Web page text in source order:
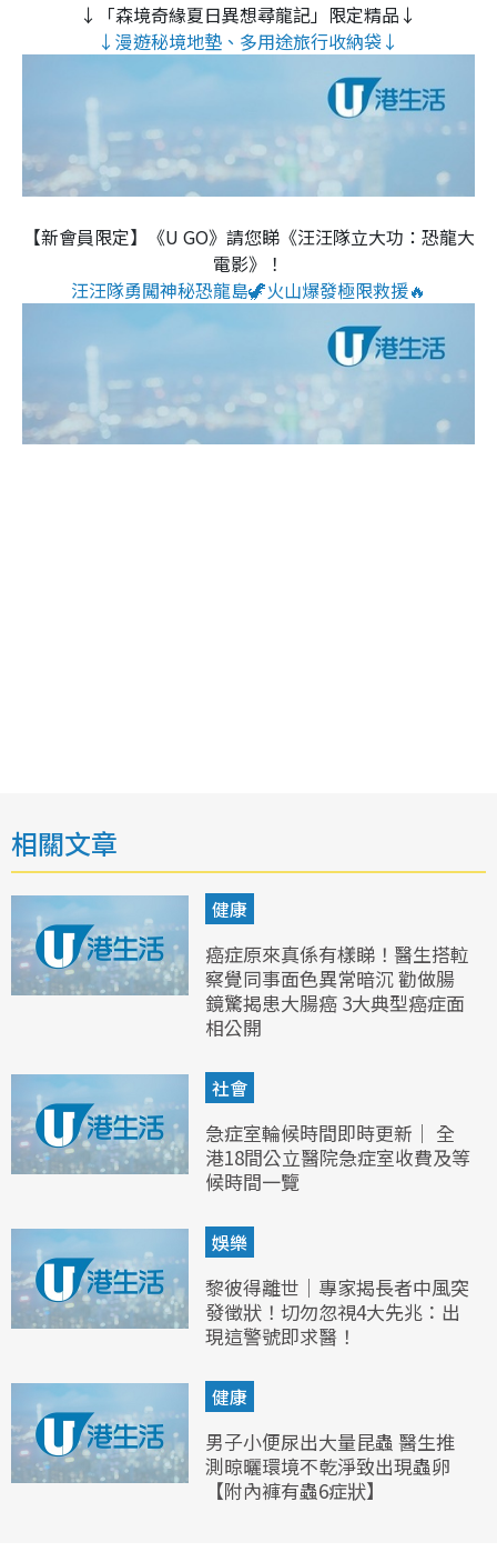
↓「森境奇緣夏日異想尋龍記」限定精品↓
↓漫遊秘境地墊、多用途旅行收納袋↓
【新會員限定】《U GO》請您睇《汪汪隊立大功：恐龍大
電影》！
汪汪隊勇闖神秘恐龍島🦖火山爆發極限救援🔥
相關文章
健康
癌症原來真係有樣睇！醫生搭𨋢
察覺同事面色異常暗沉 勸做腸
鏡驚揭患大腸癌 3大典型癌症面
相公開
社會
急症室輪候時間即時更新｜ 全
港18間公立醫院急症室收費及等
候時間一覽
娛樂
黎彼得離世｜專家揭長者中風突
發徵狀！切勿忽視4大先兆：出
現這警號即求醫！
健康
男子小便尿出大量昆蟲 醫生推
測晾曬環境不乾淨致出現蟲卵
【附內褲有蟲6症狀】